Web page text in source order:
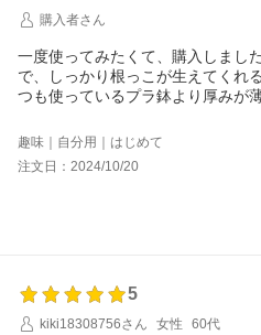
購入者さん
一度使ってみたくて、購入しまし
で、しっかり根っこが生えてくれ
つも使っているプラ鉢より厚みが
趣味｜自分用｜はじめて
注文日：2024/10/20
5
kiki18308756さん
女性 60代